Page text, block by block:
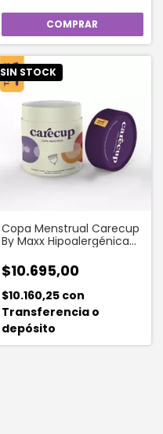
SIN STOCK
Copa Menstrual Carecup
By Maxx Hipoalergénica
$10.695,00
$10.160,25 con
Transferencia o
depósito